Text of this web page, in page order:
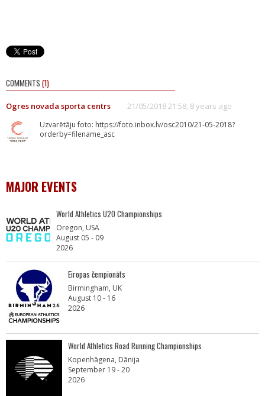
COMMENTS (1)
Ogres novada sporta centrs 21/05/2018 21:58, 8 years ago
Uzvarētāju foto: https://foto.inbox.lv/osc2010/21-05-2018?
orderby=filename_asc
MAJOR EVENTS
World Athletics U20 Championships
Oregon, USA
August 05 - 09
2026
Eiropas čempionāts
Birmingham, UK
August 10 - 16
2026
World Athletics Road Running Championships
Kopenhāgena, Dānija
September 19 - 20
2026